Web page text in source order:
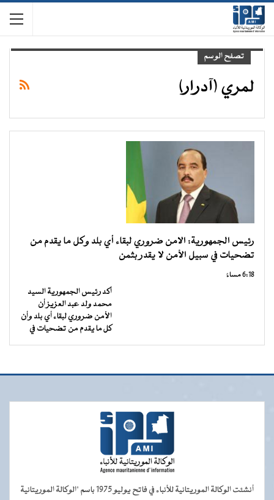
تصفح الوسم
لمري (آدرار)
رئيس الجمهورية: الامن ضروري لبقاء أي بلد وكل ما يقدم من
تضحيات في سبيل الأمن لا يقدر بثمن
6:18 مساءً
أكد رئيس الجمهورية السيد
محمد ولد عبد العزيز أن
الأمن ضروري لبقاء أي بلد وأن
كل ما يقدم من تضحيات في
أنشئت الوكالة الموريتانية للأنباء في فاتح يوليو 1975 باسم "الوكالة الموريتانية